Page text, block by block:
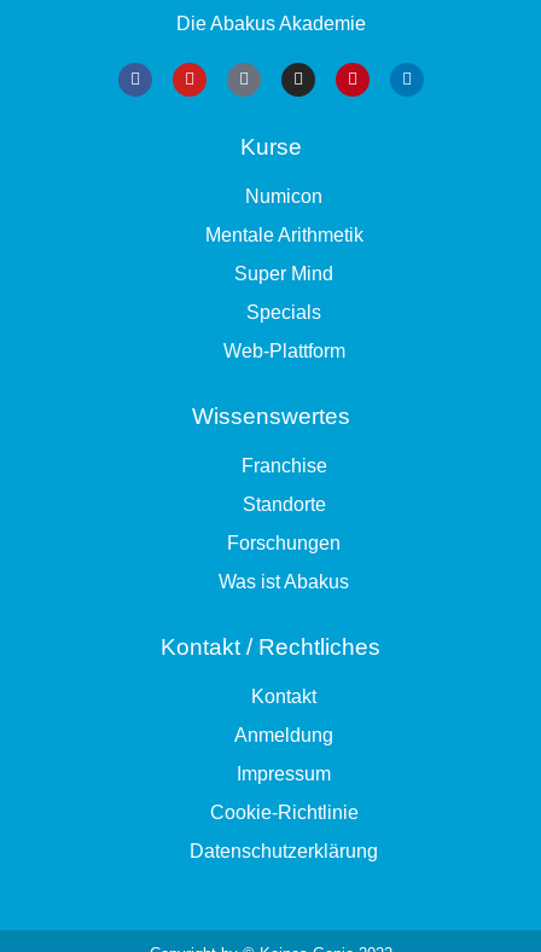
Die Abakus Akademie
Kurse
Numicon
Mentale Arithmetik
Super Mind
Specials
Web-Plattform
Wissenswertes
Franchise
Standorte
Forschungen
Was ist Abakus
Kontakt / Rechtliches
Kontakt
Anmeldung
Impressum
Cookie-Richtlinie
Datenschutzerklärung